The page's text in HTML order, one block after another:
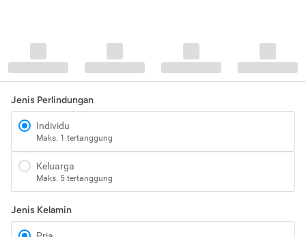
Jenis Perlindungan
Individu
Maks. 1 tertanggung
Keluarga
Maks. 5 tertanggung
Jenis Kelamin